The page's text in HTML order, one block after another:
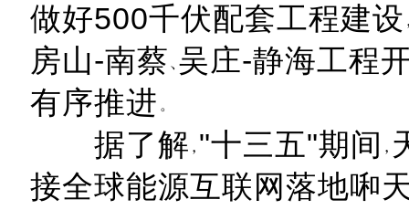
做好500千伏配套工程建设
房山-南蔡 吴庄-静海工程
有序推进
据了解 "十三五"期间
接全球能源互联网落地啝